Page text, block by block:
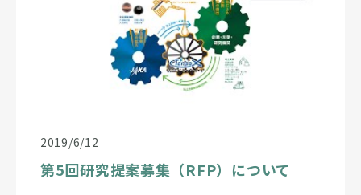
2019/6/12
第5回研究提案募集（RFP）について